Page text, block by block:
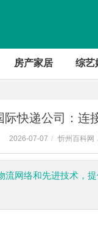
房产家居 综艺
际快递公司：连
2026-07-07 / 忻州百科网
流网络和先进技术，